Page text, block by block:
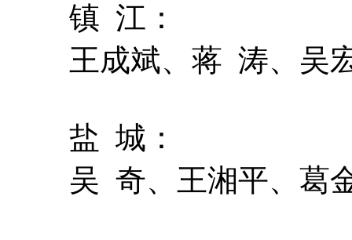
镇 江：
王成斌、蒋 涛、吴
盐 城：
吴 奇、王湘平、葛